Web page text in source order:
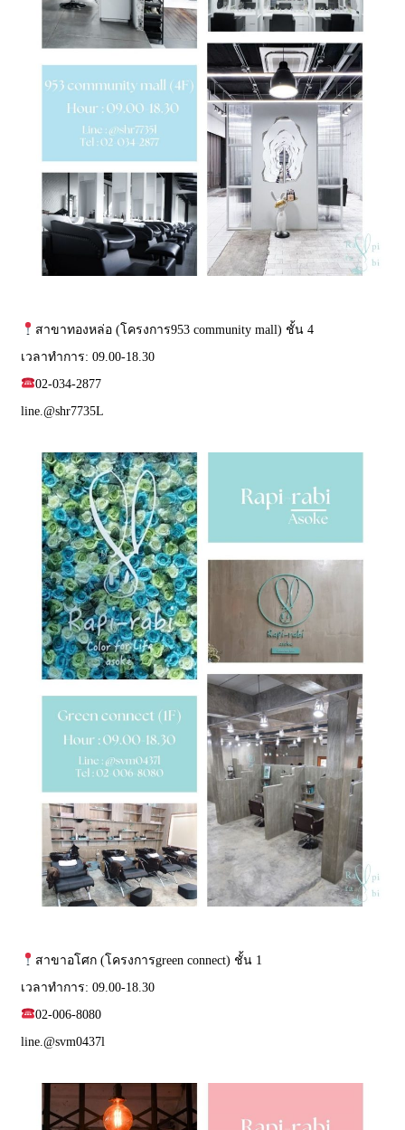
สาขาทองหล่อ (โครงการ953 community mall) ชั้น 4
เวลาทำการ: 09.00-18.30
02-034-2877
line. @shr7735L
สาขาอโศก (โครงการgreen connect) ชั้น 1
เวลาทำการ: 09.00-18.30
02-006-8080
line.@svm0437l